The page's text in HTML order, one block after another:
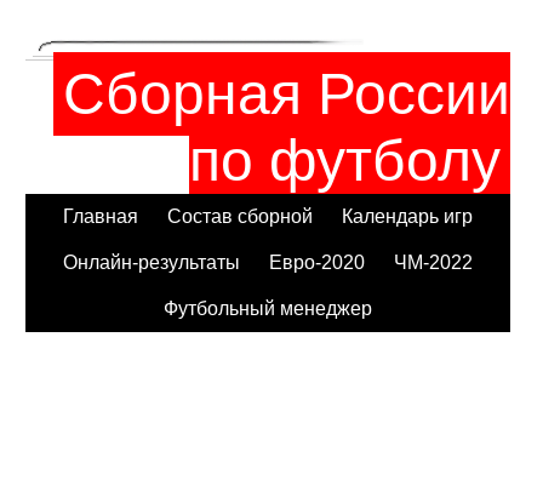
Сборная России
по футболу
Главная Состав сборной Календарь игр
Онлайн-результаты Евро-2020 ЧМ-2022
Футбольный менеджер